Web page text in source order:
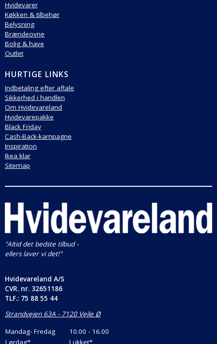
Hvidevarer
Køkken & tilbehør
Belysning
Brændeovne
Bolig & have
Outlet
HURTIGE LINKS
Indbetaling efter aftale
Sikkerhed i handlen
Om Hvidevareland
Hvidevarepakke
Black Friday
Cash-Back-kampagne
Inspiration
Ikea klar
Sitemap
"Altid det bedste tilbud -
ellers laver vi det!"
Hvidevareland A/S
CVR. nr. 32651186
TLF.: 75 88 55 44
Strandvejen 63A - 7120 Vejle Ø
Mandag- Fredag
10.00 - 16.00
Lørdag*
Lukket*